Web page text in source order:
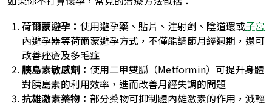
荷爾蒙避孕： 使用避孕藥、貼片、注射劑、陰道環或子宮
內避孕器等荷爾蒙避孕方式，不僅能調節月經週期，還可
改善痤瘡及多毛症
胰島素敏感劑： 使用二甲雙胍（Metformin）可提升身體
對胰島素的利用效率，進而改善月經失調的問題
抗雄激素藥物： 部分藥物可抑制體內雄激素的作用，減輕